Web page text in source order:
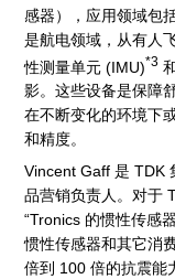
感器），应用领域包
是航电领域，从有人
性测量单元 (IMU)*3
影。这些设备是保障
在不断变化的环境下
和精度。
Vincent Gaff 是 TDK
品营销负责人。对于
“Tronics 的惯性传感
惯性传感器和其它消
倍到 100 倍的抗震能